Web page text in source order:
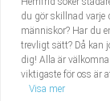
Militärt
Naturbruk
Lärare i
du gör skillnad varje
människor? Har du
trevligt sätt? Då kan
dig! Alla är
viktigaste för oss är
Visa mer